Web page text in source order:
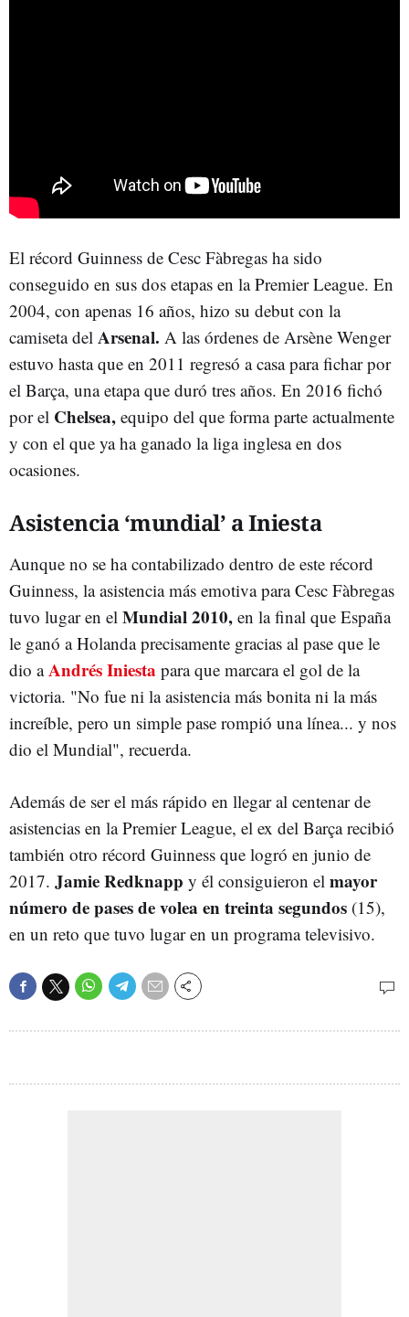
El récord Guinness de Cesc Fàbregas ha sido
conseguido en sus dos etapas en la Premier League. En
2004, con apenas 16 años, hizo su debut con la
camiseta del Arsenal. A las órdenes de Arsène Wenger
estuvo hasta que en 2011 regresó a casa para fichar por
el Barça, una etapa que duró tres años. En 2016 fichó
por el Chelsea, equipo del que forma parte actualmente
y con el que ya ha ganado la liga inglesa en dos
ocasiones.
Asistencia ‘mundial’ a Iniesta
Aunque no se ha contabilizado dentro de este récord
Guinness, la asistencia más emotiva para Cesc Fàbregas
tuvo lugar en el Mundial 2010, en la final que España
le ganó a Holanda precisamente gracias al pase que le
dio aAndrés Iniesta para que marcara el gol de la
victoria. "No fue ni la asistencia más bonita ni la más
increíble, pero un simple pase rompió una línea... y nos
dio el Mundial", recuerda.
Además de ser el más rápido en llegar al centenar de
asistencias en la Premier League, el ex del Barça recibió
también otro récord Guinness que logró en junio de
2017. Jamie Redknapp y él consiguieron el mayor
número de pases de volea en treinta segundos (15),
en un reto que tuvo lugar en un programa televisivo.